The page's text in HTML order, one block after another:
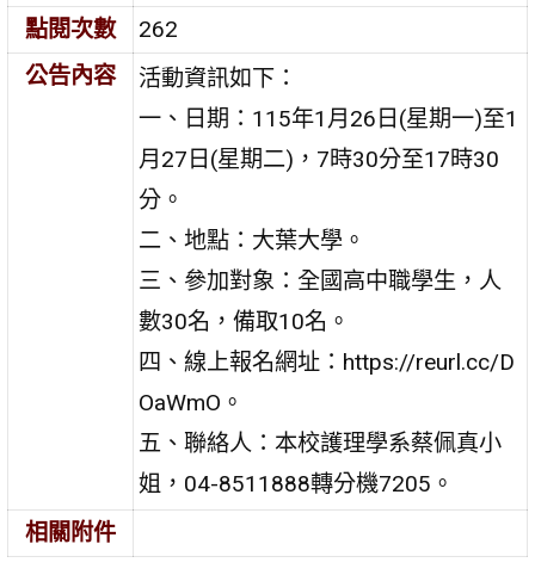
點閱次數
262
公告內容
活動資訊如下：
一、日期：115年1月26日(星期一)至1
月27日(星期二)，7時30分至17時30
分。
二、地點：大葉大學。
三、參加對象：全國高中職學生，人
數30名，備取10名。
四、線上報名網址：https://reurl.cc/D
OaWmO。
五、聯絡人：本校護理學系蔡佩真小
姐，04-8511888轉分機7205。
相關附件